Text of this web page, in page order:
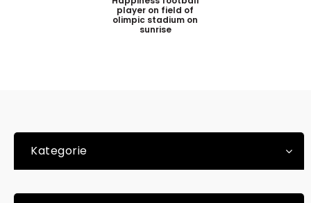
player on field of
olimpic stadium on
sunrise
Kategorie